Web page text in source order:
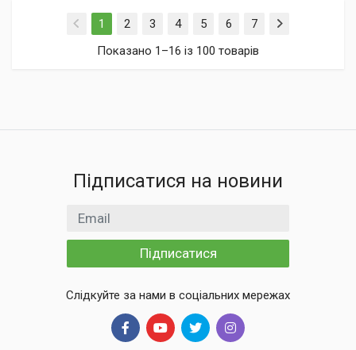
1 (current)
2 3 4 5 6
7
Показано 1–16 із 100 товарів
Підписатися на новини
Email
Підписатися
Слідкуйте за нами в соціальних мережах